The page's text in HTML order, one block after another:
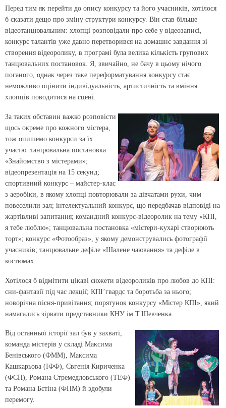
Перед тим як перейти до опису конкурсу та його учасників, хотілося
б сказати дещо про зміну структури конкурсу. Він став більше
відеотанцювальним: хлопці розповідали про себе у відеозаписі,
конкурс талантів уже давно перетворився на домашнє завдання зі
створення відеоролику, в програмі була велика кількість групових
танцювальних постановок. Я, звичайно, не бачу в цьому нічого
поганого, однак через таке переформатування конкурсу стає
неможливо оцінити індивідуальність, артистичність та вміння
хлопців поводитися на сцені.
За таких обставин важко розповісти
щось окреме про кожного містера,
тож опишемо конкурси за їх
участю: танцювальна постановка
«Знайомство з містерами»;
відеопрезентація на 15 секунд;
спортивний конкурс – майстер-клас
з аеробіки, в якому хлопці повторювали за дівчатами рухи, чим
повеселили зал; інтелектуальний конкурс, що передбачав відповіді на
жартівливі запитання; командний конкурс-відеоролик на тему «КПІ,
я тебе люблю»; танцювальна постановка «містери-кухарі створюють
торт»; конкурс «Фотообраз», у якому демонструвались фотографії
учасників; танцювальне дефіле «Шалене чаювання» та дефіле в
костюмах.
Хотілося б відмітити цікаві сюжети відеороликів про любов до КПІ:
сни-фантазії під час лекції; КПІ’гвардс та боротьба за нього;
новорічна пісня-привітання; порятунок конкурсу «Містер КПІ», який
намагались зірвати представники КНУ ім.Т.Шевченка.
Від останньої історії зал був у захваті,
команда містерів у складі Максима
Бенівського (ФММ), Максима
Кашкарьова (ІФФ), Євгенія Кириченка
(ФСП), Романа Стремедловського (ТЕФ)
та Романа Бєтіна (ФПМ) й здобули
перемогу.